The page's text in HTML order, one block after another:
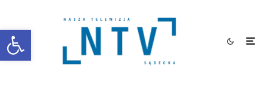
Otwórz pasek narzędzi